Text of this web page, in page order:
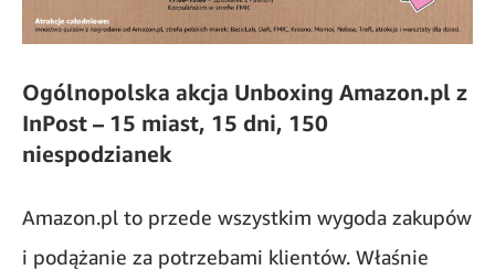
Ogólnopolska akcja Unboxing Amazon.pl z
InPost – 15 miast, 15 dni, 150
niespodzianek
Amazon.pl to przede wszystkim wygoda zakupów
i podążanie za potrzebami klientów. Właśnie